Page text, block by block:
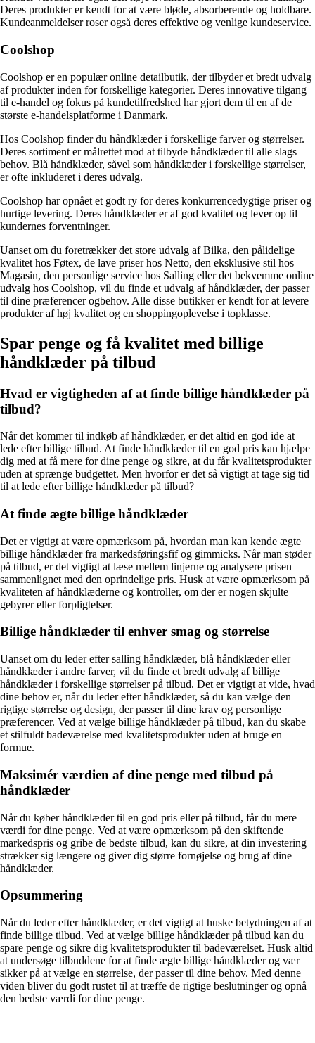
Deres produkter er kendt for at være bløde, absorberende og holdbare.
Kundeanmeldelser roser også deres effektive og venlige kundeservice.
Coolshop
Coolshop er en populær online detailbutik, der tilbyder et bredt udvalg
af produkter inden for forskellige kategorier. Deres innovative tilgang
til e-handel og fokus på kundetilfredshed har gjort dem til en af de
største e-handelsplatforme i Danmark.
Hos Coolshop finder du håndklæder i forskellige farver og størrelser.
Deres sortiment er målrettet mod at tilbyde håndklæder til alle slags
behov. Blå håndklæder, såvel som håndklæder i forskellige størrelser,
er ofte inkluderet i deres udvalg.
Coolshop har opnået et godt ry for deres konkurrencedygtige priser og
hurtige levering. Deres håndklæder er af god kvalitet og lever op til
kundernes forventninger.
Uanset om du foretrækker det store udvalg af Bilka, den pålidelige
kvalitet hos Føtex, de lave priser hos Netto, den eksklusive stil hos
Magasin, den personlige service hos Salling eller det bekvemme online
udvalg hos Coolshop, vil du finde et udvalg af håndklæder, der passer
til dine præferencer ogbehov. Alle disse butikker er kendt for at levere
produkter af høj kvalitet og en shoppingoplevelse i topklasse.
Spar penge og få kvalitet med billige
håndklæder på tilbud
Hvad er vigtigheden af at finde billige håndklæder på
tilbud?
Når det kommer til indkøb af håndklæder, er det altid en god ide at
lede efter billige tilbud. At finde håndklæder til en god pris kan hjælpe
dig med at få mere for dine penge og sikre, at du får kvalitetsprodukter
uden at sprænge budgettet. Men hvorfor er det så vigtigt at tage sig tid
til at lede efter billige håndklæder på tilbud?
At finde ægte billige håndklæder
Det er vigtigt at være opmærksom på, hvordan man kan kende ægte
billige håndklæder fra markedsføringsfif og gimmicks. Når man støder
på tilbud, er det vigtigt at læse mellem linjerne og analysere prisen
sammenlignet med den oprindelige pris. Husk at være opmærksom på
kvaliteten af ​​håndklæderne og kontroller, om der er nogen skjulte
gebyrer eller forpligtelser.
Billige håndklæder til enhver smag og størrelse
Uanset om du leder efter salling håndklæder, blå håndklæder eller
håndklæder i andre farver, vil du finde et bredt udvalg af billige
håndklæder i forskellige størrelser på tilbud. Det er vigtigt at vide, hvad
dine behov er, når du leder efter håndklæder, så du kan vælge den
rigtige størrelse og design, der passer til dine krav og personlige
præferencer. Ved at vælge billige håndklæder på tilbud, kan du skabe
et stilfuldt badeværelse med kvalitetsprodukter uden at bruge en
formue.
Maksimér værdien af dine penge med tilbud på
håndklæder
Når du køber håndklæder til en god pris eller på tilbud, får du mere
værdi for dine penge. Ved at være opmærksom på den skiftende
markedspris og gribe de bedste tilbud, kan du sikre, at din investering
strækker sig længere og giver dig større fornøjelse og brug af dine
håndklæder.
Opsummering
Når du leder efter håndklæder, er det vigtigt at huske betydningen af ​​at
finde billige tilbud. Ved at vælge billige håndklæder på tilbud kan du
spare penge og sikre dig kvalitetsprodukter til badeværelset. Husk altid
at undersøge tilbuddene for at finde ægte billige håndklæder og vær
sikker på at vælge en størrelse, der passer til dine behov. Med denne
viden bliver du godt rustet til at træffe de rigtige beslutninger og opnå
den bedste værdi for dine penge.